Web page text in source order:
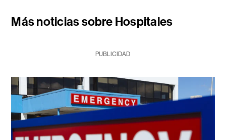
Más noticias sobre Hospitales
PUBLICIDAD